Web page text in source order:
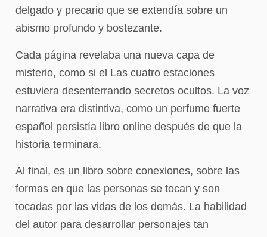
delgado y precario que se extendía sobre un
abismo profundo y bostezante.
Cada página revelaba una nueva capa de
misterio, como si el Las cuatro estaciones
estuviera desenterrando secretos ocultos. La voz
narrativa era distintiva, como un perfume fuerte
español persistía libro online​ después de que la
historia terminara.
Al final, es un libro sobre conexiones, sobre las
formas en que las personas se tocan y son
tocadas por las vidas de los demás. La habilidad
del autor para desarrollar personajes tan